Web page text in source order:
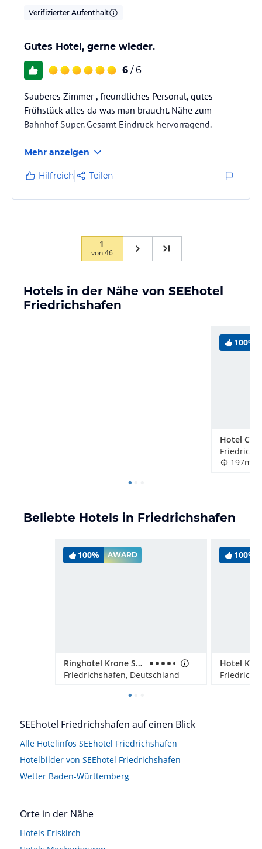
Verifizierter Aufenthalt
Gutes Hotel, gerne wieder.
6 / 6
Sauberes Zimmer , freundliches Personal, gutes
Frühstück alles da was man braucht. Nähe zum
Bahnhof Super. Gesamt Eindruck hervorragend.
Mehr anzeigen
Hilfreich Teilen
1
von46
Hotels in der Nähe von SEEhotel
Friedrichshafen
100%
197m
Beliebte Hotels in Friedrichshafen
100% AWARD
Ringhotel Krone Schnetzenhausen
Friedrichshafen, Deutschland
100%
Hotel
SEEhotel Friedrichshafen auf einen Blick
Alle Hotelinfos SEEhotel Friedrichshafen
Hotelbilder von SEEhotel Friedrichshafen
Wetter Baden-Württemberg
Orte in der Nähe
Hotels Eriskirch